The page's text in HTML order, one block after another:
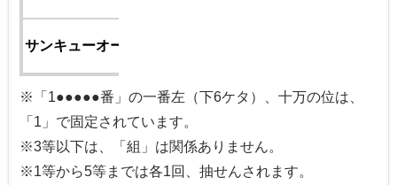
サンキューオータム賞
※「1●●●●●番」の一番左（下6ケタ）、十万の位は、
「1」で固定されています。
※3等以下は、「組」は関係ありません。
※1等から5等までは各1回、抽せんされます。